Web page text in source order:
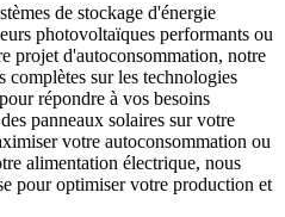
de stockage d'énergie
photovoltaïques performants ou
projet d'autoconsommation, notre
sur les technologies
répondre à vos besoins
panneaux solaires sur votre
votre autoconsommation ou
alimentation électrique, nous
pour optimiser votre production et